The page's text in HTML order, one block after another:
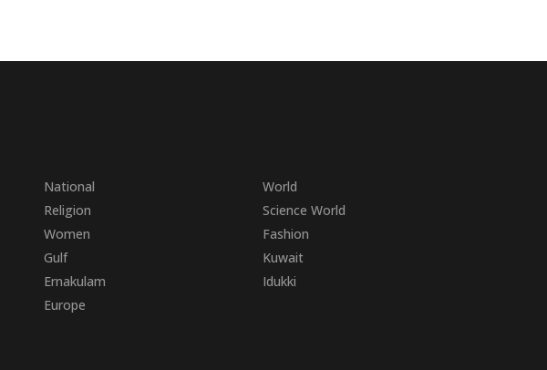
National
World
Religion
Science World
Women
Fashion
Gulf
Kuwait
Ernakulam
Idukki
Europe